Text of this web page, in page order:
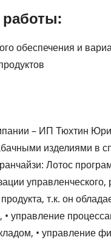
обеспечения и
– ИП Тюхтин
изделиями в
Лотос
т.к. он
управление
• управление